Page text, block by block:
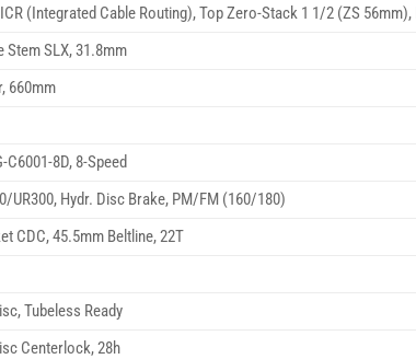
(Integrated Cable Routing), Top Zero-Stack 1 1/2 (ZS
Stem SLX, 31.8mm
660mm
8D, 8-Speed
UR300, Hydr. Disc Brake, PM/FM (160/180)
CDC, 45.5mm Beltline, 22T
Tubeless Ready
Centerlock, 28h